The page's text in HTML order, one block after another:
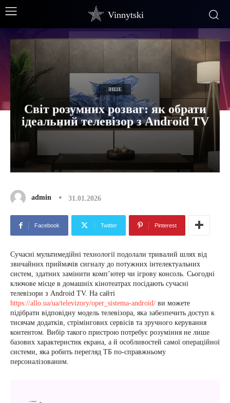
Vinnytski
ІНШЕ
Світ розумних розваг: як обрати
ідеальний телевізор з Android TV
admin 31.01.2026
Facebook Twitter Pinterest
Сучасні мультимедійні технології подолали тривалий шлях від
звичайних приймачів сигналу до потужних інтелектуальних
систем, здатних замінити комп’ютер чи ігрову консоль. Сьогодні
ключове місце в домашніх кінотеатрах посідають сучасні
телевізори з Android TV. На сайті
https://allo.ua/ua/televizory/oper_sistema-android/ ви можете
підібрати відповідну модель телевізора, яка забезпечить доступ к
тисячам додатків, стрімінгових сервісів та зручного керування
контентом. Вибір такого пристрою потребує розуміння не лише
базових характеристик екрана, а й особливостей самої операційної
системи, яка робить перегляд ТБ по-справжньому
персоналізованим.